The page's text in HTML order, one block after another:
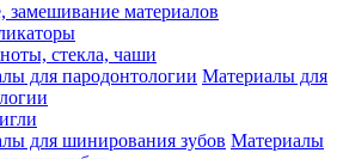
замешивание материалов
стекла, чаши
Материалы для
Материалы